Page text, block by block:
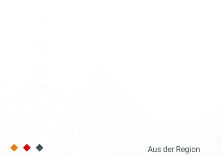
Aus der Region